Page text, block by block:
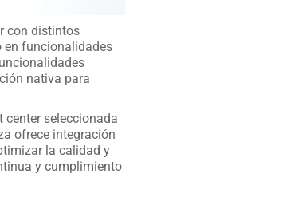
con distintos
en funcionalidades
nativa para
seleccionada
ofrece integración
la calidad y
y cumplimiento